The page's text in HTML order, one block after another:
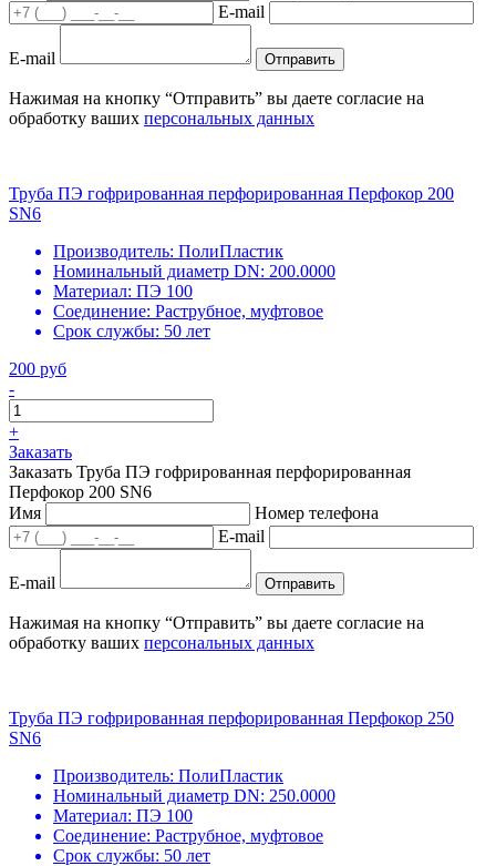
E-mail
E-mail Отправить
Нажимая на кнопку “Отправить” вы даете согласие на
обработку ваших персональных данных
Труба ПЭ гофрированная перфорированная Перфокор 200
SN6
Производитель: ПолиПластик
Номинальный диаметр DN: 200.0000
Материал: ПЭ 100
Соединение: Раструбное, муфтовое
Срок службы: 50 лет
200 руб
-
+
Заказать
Заказать Труба ПЭ гофрированная перфорированная
Перфокор 200 SN6
Имя
Номер телефона
E-mail
E-mail Отправить
Нажимая на кнопку “Отправить” вы даете согласие на
обработку ваших персональных данных
Труба ПЭ гофрированная перфорированная Перфокор 250
SN6
Производитель: ПолиПластик
Номинальный диаметр DN: 250.0000
Материал: ПЭ 100
Соединение: Раструбное, муфтовое
Срок службы: 50 лет